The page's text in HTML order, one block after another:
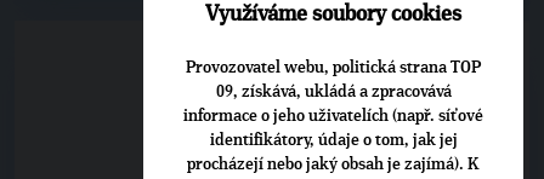
Využíváme soubory cookies
Provozovatel webu, politická strana TOP
09, získává, ukládá a zpracovává
informace o jeho uživatelích (např. síťové
identifikátory, údaje o tom, jak jej
procházejí nebo jaký obsah je zajímá). K